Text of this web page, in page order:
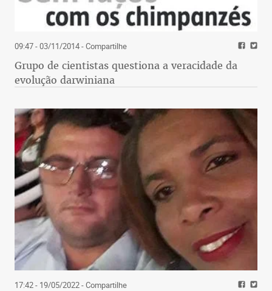
09:47 - 03/11/2014- Compartilhe
Grupo de cientistas questiona a veracidade da
evolução darwiniana
17:42 - 19/05/2022- Compartilhe